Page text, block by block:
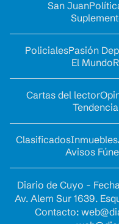
San Juan
PolicialesPasión
El Mundo
Cartas del lector
Tendencia
ClasificadosInmuebles
Avisos
Diario de Cuyo -
Av. Alem Sur 1639.
Contacto: